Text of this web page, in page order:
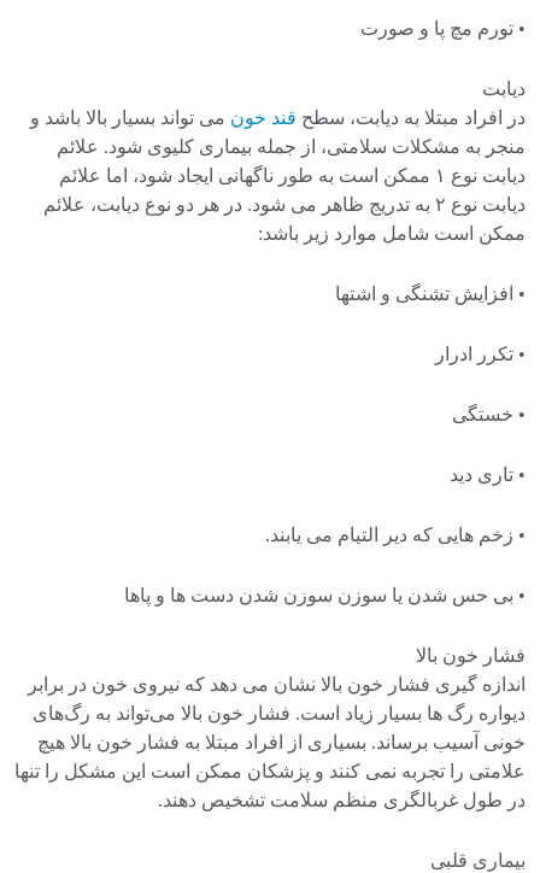
• تورم مچ پا و صورت
دیابت
در افراد مبتلا به دیابت، سطح قند خون می تواند بسیار بالا باشد و
منجر به مشکلات سلامتی، از جمله بیماری کلیوی شود. علائم
دیابت نوع ۱ ممکن است به طور ناگهانی ایجاد شود، اما علائم
دیابت نوع ۲ به تدریج ظاهر می شود. در هر دو نوع دیابت، علائم
ممکن است شامل موارد زیر باشد:
• افزایش تشنگی و اشتها
• تکرر ادرار
• خستگی
• تاری دید
• زخم هایی که دیر التیام می یابند.
• بی حس شدن یا سوزن سوزن شدن دست ها و پاها
فشار خون بالا
اندازه گیری فشار خون بالا نشان می دهد که نیروی خون در برابر
دیواره رگ ها بسیار زیاد است. فشار خون بالا می‌تواند به رگ‌های
خونی آسیب برساند. بسیاری از افراد مبتلا به فشار خون بالا هیچ
علامتی را تجربه نمی کنند و پزشکان ممکن است این مشکل را تنها
در طول غربالگری منظم سلامت تشخیص دهند.
بیماری قلبی